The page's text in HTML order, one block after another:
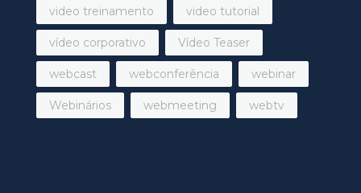
video treinamento video tutorial
vídeo corporativo Vídeo Teaser
webcast webconferência webinar
Webinários webmeeting webtv